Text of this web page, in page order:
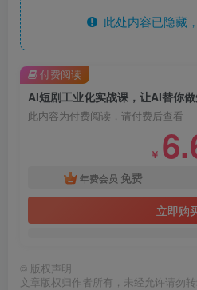
此处内容已隐藏
此内容为付费阅读，请付费后查看
￥
年费会员 免费
立即购
付费阅读
© 版权声明
文章版权归作者所有，未经允许请勿转